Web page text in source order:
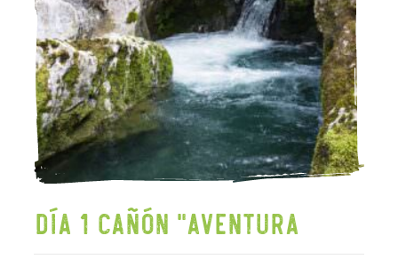
Día 1 Cañón "Aventura